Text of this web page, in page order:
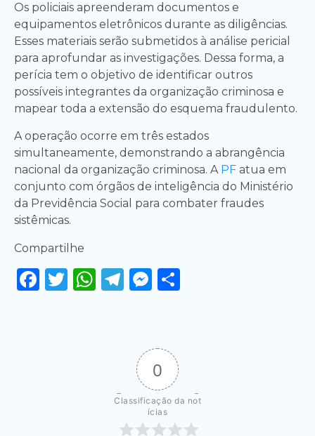
Os policiais apreenderam documentos e
equipamentos eletrônicos durante as diligências.
Esses materiais serão submetidos à análise pericial
para aprofundar as investigações. Dessa forma, a
perícia tem o objetivo de identificar outros
possíveis integrantes da organização criminosa e
mapear toda a extensão do esquema fraudulento.
A operação ocorre em três estados
simultaneamente, demonstrando a abrangência
nacional da organização criminosa. A PF atua em
conjunto com órgãos de inteligência do Ministério
da Previdência Social para combater fraudes
sistêmicas.
Compartilhe
Facebook
Twitter
WhatsApp
Telegram
Messenger
0
Classificação da not
ícias